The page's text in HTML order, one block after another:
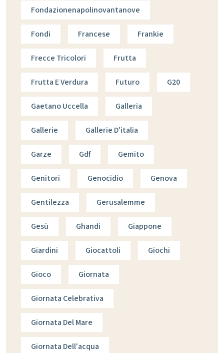
Fondazionenapolinovantanove
Fondi Francese Frankie
Frecce Tricolori Frutta
Frutta E Verdura Futuro G20
Gaetano Uccella Galleria
Gallerie Gallerie D'italia
Garze Gdf Gemito
Genitori Genocidio Genova
Gentilezza Gerusalemme
Gesù Ghandi Giappone
Giardini Giocattoli Giochi
Gioco Giornata
Giornata Celebrativa
Giornata Del Mare
Giornata Dell'acqua